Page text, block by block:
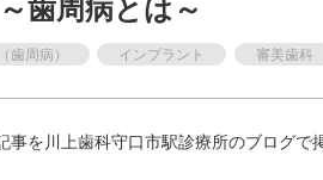
歯周病） インプラント 審美歯科
を川上歯科守口市駅診療所のブログで